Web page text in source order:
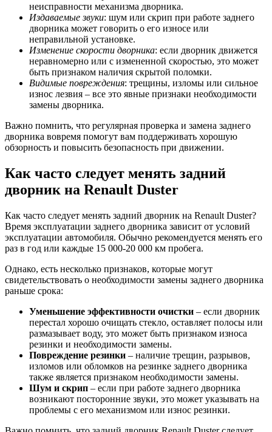
неисправности механизма дворника.
Издаваемые звуки: шум или скрип при работе заднего
дворника может говорить о его износе или
неправильной установке.
Изменение скорости дворника: если дворник движется
неравномерно или с измененной скоростью, это может
быть признаком наличия скрытой поломки.
Видимые повреждения: трещины, изломы или сильное
износ лезвия – все это явные признаки необходимости
замены дворника.
Важно помнить, что регулярная проверка и замена заднего
дворника вовремя помогут вам поддерживать хорошую
обзорность и повысить безопасность при движении.
Как часто следует менять задний
дворник на Renault Duster
Как часто следует менять задний дворник на Renault Duster?
Время эксплуатации заднего дворника зависит от условий
эксплуатации автомобиля. Обычно рекомендуется менять его
раз в год или каждые 15 000-20 000 км пробега.
Однако, есть несколько признаков, которые могут
свидетельствовать о необходимости замены заднего дворника
раньше срока:
Уменьшение эффективности очистки – если дворник
перестал хорошо очищать стекло, оставляет полосы или
размазывает воду, это может быть признаком износа
резинки и необходимости замены.
Повреждение резинки – наличие трещин, разрывов,
изломов или обломков на резинке заднего дворника
также является признаком необходимости замены.
Шум и скрип – если при работе заднего дворника
возникают посторонние звуки, это может указывать на
проблемы с его механизмом или износ резинки.